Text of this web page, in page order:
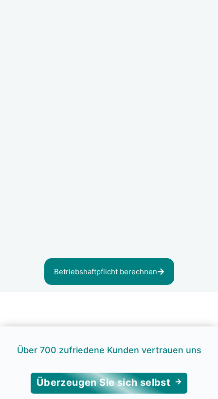
Betriebs­haft­pflicht berech­nen
Über 700 zufrie­de­ne Kun­den ver­trau­en uns
Über­zeu­gen Sie sich selbst